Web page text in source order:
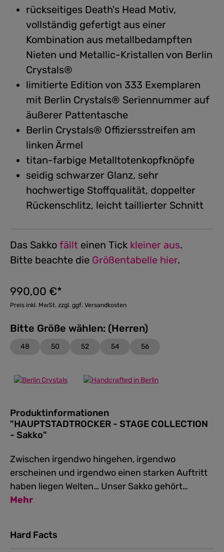
rückseitiges Death's Head Motiv,
vollständig gefertigt aus einer
Kombination aus metallbedampften
Nieten und Metallic-Kristallen von Berlin
Crystals®
limitierte Edition von 333 Exemplaren
mit Berlin Crystals® Seriennummer auf
äußerer Pattentasche
Berlin Crystals® Offiziersstreifen am
linken Ärmel
titan-farbige Metalltotenkopfknöpfe
seidig schwarzer Glanz, sehr
hochwertige Stoffqualität, doppelter
Rückenschlitz, leicht taillierter Schnitt
Das Sakko fällt einen Tick kleiner aus.
Bitte beachte die Größentabelle hier.
990,00 €*
Preis inkl. MwSt. zzgl. ggf. Versandkosten
Bitte Größe wählen: (Herren)
48 50 52 54 56
Produktinformationen
"HAUPTSTADTROCKER - STAGE COLLECTION
- Sakko"
Zwischen irgendwo hingehen, irgendwo
erscheinen und irgendwo einen starken Auftritt
haben liegen Welten… Unser Sakko gehört…
Mehr
Hard Facts